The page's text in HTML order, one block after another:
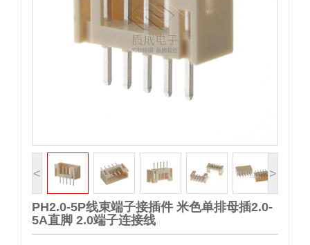
< >
PH2.0-5P线束端子接插件 米色单排母插2.0-
5A直脚 2.0端子连接线